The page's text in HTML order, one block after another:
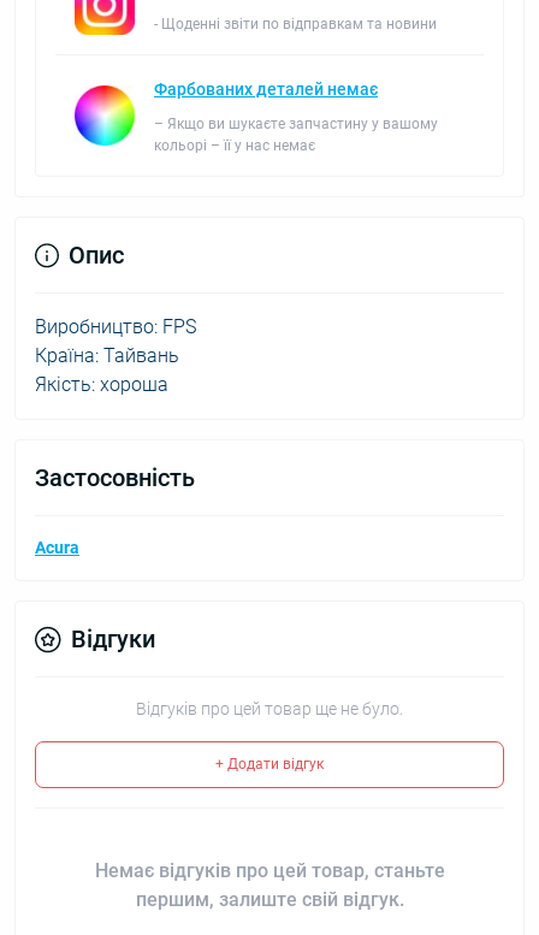
- Щоденні звіти по відправкам та новини
Фарбованих деталей немає
– Якщо ви шукаєте запчастину у вашому
кольорі – її у нас немає
Опис
Виробництво: FPS
Країна: Тайвань
Якість: хороша
Застосовність
Acura
Відгуки
Відгуків про цей товар ще не було.
+ Додати відгук
Немає відгуків про цей товар, станьте
першим, залиште свій відгук.